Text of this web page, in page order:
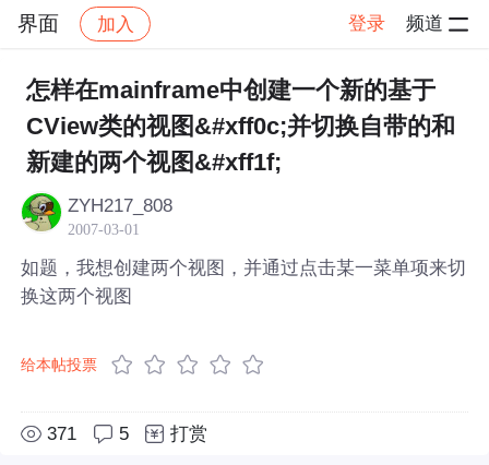
界面 加入 登录 频道
社区 界面 帖子详情
怎样在mainframe中创建一个新的基于
CView类的视图&#xff0c;并切换自带的和
新建的两个视图&#xff1f;
ZYH217_808
2007-03-01
如题，我想创建两个视图，并通过点击某一菜单项来切
换这两个视图
给本帖投票
371 5 打赏